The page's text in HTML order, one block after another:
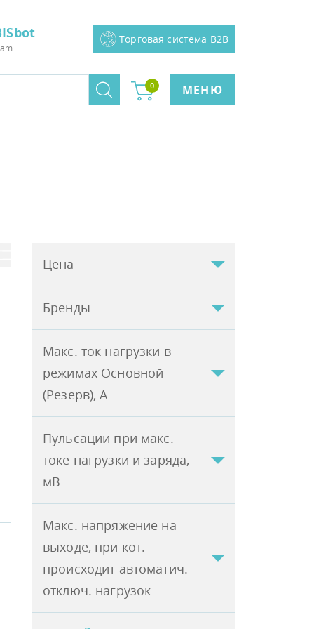
Торговая система B2B
0 МЕНЮ
Цена
Бренды
Макс. ток нагрузки в
режимах Основной
(Резерв), А
Пульсации при макс.
токе нагрузки и заряда,
мВ
Макс. напряжение на
выходе, при кот.
происходит автоматич.
отключ. нагрузок